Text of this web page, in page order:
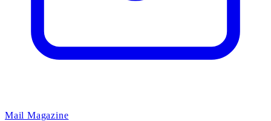
Mail Magazine